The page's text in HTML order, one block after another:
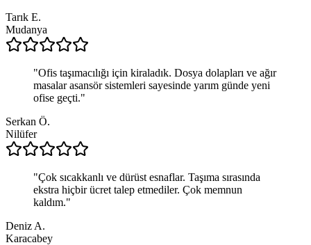
Tarık E.
Mudanya
"Ofis taşımacılığı için kiraladık. Dosya dolapları ve ağır
masalar asansör sistemleri sayesinde yarım günde yeni
ofise geçti."
Serkan Ö.
Nilüfer
"Çok sıcakkanlı ve dürüst esnaflar. Taşıma sırasında
ekstra hiçbir ücret talep etmediler. Çok memnun
kaldım."
Deniz A.
Karacabey